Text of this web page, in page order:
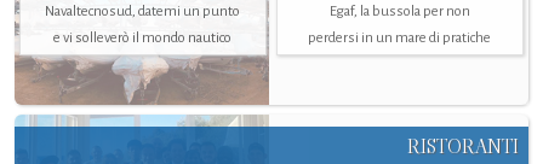
Navaltecnosud, datemi un punto
e vi solleverò il mondo nautico
Egaf, la bussola per non
perdersi in un mare di pratiche
RISTORANTI